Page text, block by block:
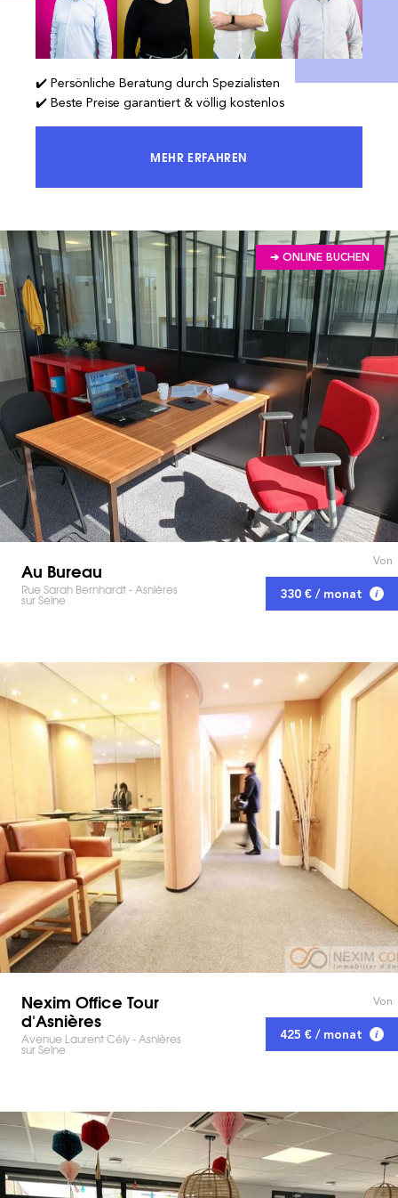
✔️ Persönliche Beratung durch Spezialisten
✔️ Beste Preise garantiert & völlig kostenlos
MEHR ERFAHRENERREICHEN SIE 100 % DES
➔ ONLINE BUCHEN
Au Bureau
Rue Sarah Bernhardt - Asnières
sur Seine
Von
330 € / monat
Nexim Office Tour
d'Asnières
Avenue Laurent Cély - Asnières
sur Seine
Von
425 € / monat